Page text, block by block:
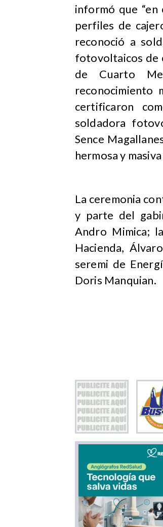
informó que
perfiles de
reconoció a
fotovoltaicos de
de Cuarto
reconocimiento
certificaron
soldadora
Sence
hermosa y
La ceremonia
y parte del
Andro Mimica;
Hacienda,
seremi de
Doris Manquian.